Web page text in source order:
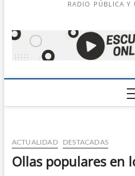
RADIO PÚBLICA Y
ACTUALIDAD DESTACADAS
Ollas populares en